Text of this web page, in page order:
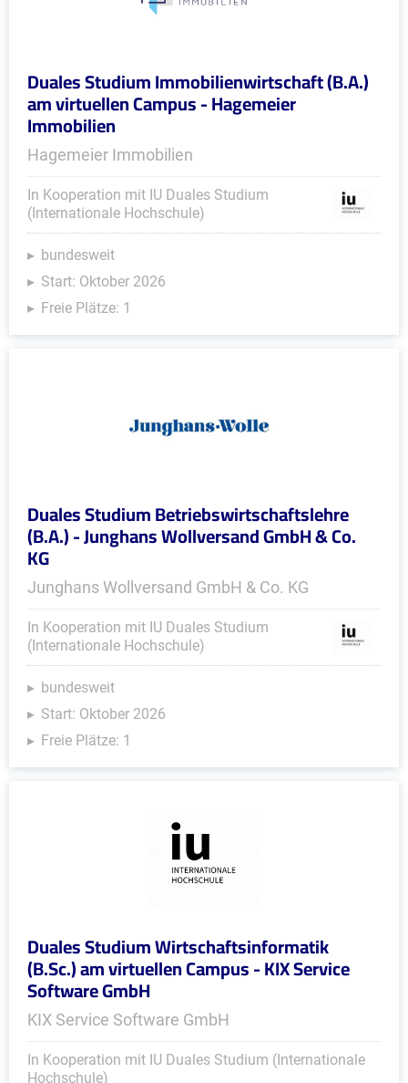
Duales Studium Immobilienwirtschaft (B.A.)
am virtuellen Campus - Hagemeier
Immobilien
Hagemeier Immobilien
In Kooperation mit IU Duales Studium
(Internationale Hochschule)
bundesweit
Start: Oktober 2026
Freie Plätze: 1
Duales Studium Betriebswirtschaftslehre
(B.A.) - Junghans Wollversand GmbH & Co.
KG
Junghans Wollversand GmbH & Co. KG
In Kooperation mit IU Duales Studium
(Internationale Hochschule)
bundesweit
Start: Oktober 2026
Freie Plätze: 1
Duales Studium Wirtschaftsinformatik
(B.Sc.) am virtuellen Campus - KIX Service
Software GmbH
KIX Service Software GmbH
In Kooperation mit IU Duales Studium (Internationale
Hochschule)